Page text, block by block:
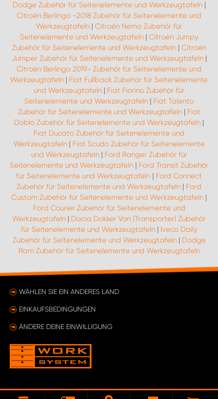
Dodge Zubehör für Seitenelemente und Werkzeugtafeln|
Citroën Berlingo -2018 Zubehör für Seitenelemente und
Werkzeugtafeln | Citroën Nemo Zubehör für
Seitenelemente und Werkzeugtafeln| Citroën Jumpy
Zubehör für Seitenelemente und Werkzeugtafeln| Citroën
Jumper Zubehör für Seitenelemente und Werkzeugtafeln|
Citroën Berlingo 2019- Zubehör für Seitenelemente und
Werkzeugtafeln | Fiat Fullback Zubehör für Seitenelemente
und Werkzeugtafeln | Fiat Fiorino Zubehör für
Seitenelemente und Werkzeugtafeln | Fiat Talento
Zubehör für Seitenelemente und Werkzeugtafeln| Fiat
Doblo Zubehör für Seitenelemente und Werkzeugtafeln |
Fiat Ducato Zubehör für Seitenelemente und
Werkzeugtafeln| Fiat Scudo Zubehör für Seitenelemente
und Werkzeugtafeln| Ford Ranger Zubehör für
Seitenelemente und Werkzeugtafeln | Ford Transit Zubehör
für Seitenelemente und Werkzeugtafeln | Ford Connect
Zubehör für Seitenelemente und Werkzeugtafeln | Ford
Custom Zubehör für Seitenelemente und Werkzeugtafeln |
Ford Courier Zubehör für Seitenelemente und
Werkzeugtafeln | Dacia Dokker Van (Transporter) Zubehör
für Seitenelemente und Werkzeugtafeln| Iveco Daily
Zubehör für Seitenelemente und Werkzeugtafeln| Dodge
Ram Zubehör für Seitenelemente und Werkzeugtafeln
WÄHLEN SIE EIN ANDERES LAND
EINKAUFSBEDINGUNGEN
ÄNDERE DEINE EINWILLIGUNG